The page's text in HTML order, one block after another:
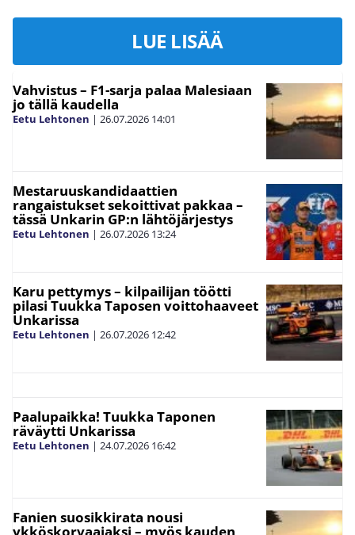
LUE LISÄÄ
Vahvistus – F1-sarja palaa Malesiaan
jo tällä kaudella
Eetu Lehtonen | 26.07.2026 14:01
Mestaruuskandidaattien
rangaistukset sekoittivat pakkaa –
tässä Unkarin GP:n lähtöjärjestys
Eetu Lehtonen | 26.07.2026 13:24
Karu pettymys – kilpailijan töötti
pilasi Tuukka Taposen voittohaaveet
Unkarissa
Eetu Lehtonen | 26.07.2026 12:42
Paalupaikka! Tuukka Taponen
räväytti Unkarissa
Eetu Lehtonen | 24.07.2026 16:42
Fanien suosikkirata nousi